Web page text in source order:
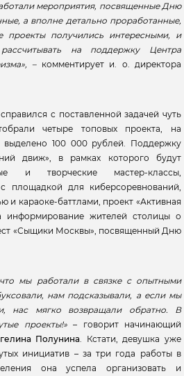
мероприятия, посвященные Дню
а вполне детально проработанные,
проекты получились интересными, и
на поддержку Центра
– комментирует и. о. директора
с поставленной задачей чуть
четыре топовых проекта, на
выделено 100 000 рублей. Поддержку
движ», в рамках которого будут
и творческие мастер-классы,
площадкой для киберсоревнований,
и караоке-баттлами, проект «Активная
информирование жителей столицы о
«Сыщики Москвы», посвященный Дню
мы работали в связке с опытными
нам подсказывали, а если мы
нас мягко возвращали обратно. В
проекты!»– говорит начинающий
Полунина. Кстати, девушка уже
инициатив – за три года работы в
она успела организовать и